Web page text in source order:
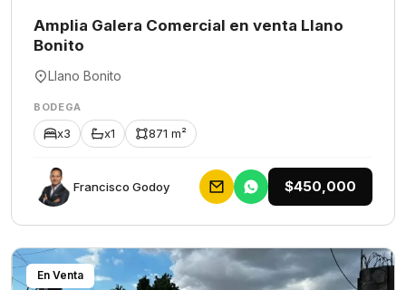
Amplia Galera Comercial en venta Llano
Bonito
Llano Bonito
BODEGA
x3 x1 871 m²
Francisco Godoy $450,000
En Venta